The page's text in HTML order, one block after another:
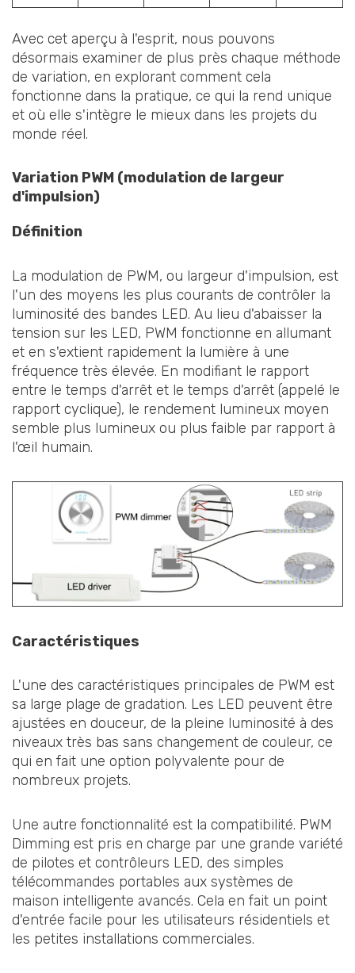
Avec cet aperçu à l'esprit, nous pouvons
désormais examiner de plus près chaque méthode
de variation, en explorant comment cela
fonctionne dans la pratique, ce qui la rend unique
et où elle s'intègre le mieux dans les projets du
monde réel.
Variation PWM (modulation de largeur
d'impulsion)
Définition
La modulation de PWM, ou largeur d'impulsion, est
l'un des moyens les plus courants de contrôler la
luminosité des bandes LED. Au lieu d'abaisser la
tension sur les LED, PWM fonctionne en allumant
et en s'extient rapidement la lumière à une
fréquence très élevée. En modifiant le rapport
entre le temps d'arrêt et le temps d'arrêt (appelé le
rapport cyclique), le rendement lumineux moyen
semble plus lumineux ou plus faible par rapport à
l'œil humain.
Caractéristiques
L'une des caractéristiques principales de PWM est
sa large plage de gradation. Les LED peuvent être
ajustées en douceur, de la pleine luminosité à des
niveaux très bas sans changement de couleur, ce
qui en fait une option polyvalente pour de
nombreux projets.
Une autre fonctionnalité est la compatibilité. PWM
Dimming est pris en charge par une grande variété
de pilotes et contrôleurs LED, des simples
télécommandes portables aux systèmes de
maison intelligente avancés. Cela en fait un point
d'entrée facile pour les utilisateurs résidentiels et
les petites installations commerciales.